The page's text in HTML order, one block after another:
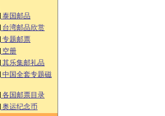
泰国邮品
台湾邮品欣赏
专题邮票
空册
其乐集邮礼品
中国全套专题磁
各国邮票目录
奥运纪念币